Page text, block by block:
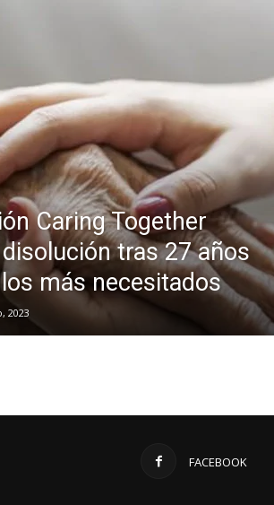
Caring Together
tras 27 años
más necesitados
2023
FACEBOOK